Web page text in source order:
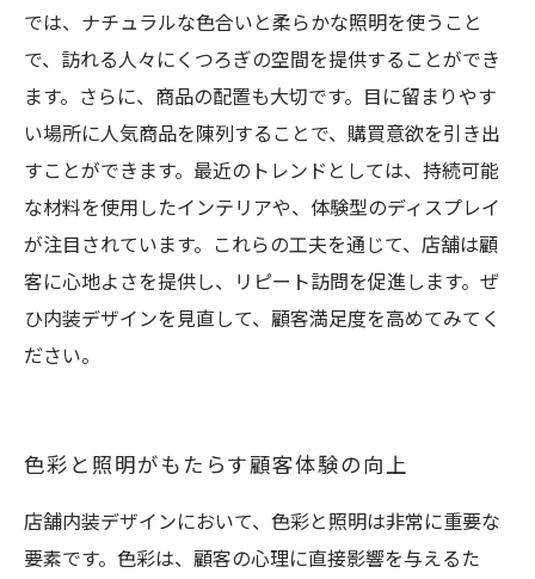
では、ナチュラルな色合いと柔らかな照明を使うこと
で、訪れる人々にくつろぎの空間を提供することができ
ます。さらに、商品の配置も大切です。目に留まりやす
い場所に人気商品を陳列することで、購買意欲を引き出
すことができます。最近のトレンドとしては、持続可能
な材料を使用したインテリアや、体験型のディスプレイ
が注目されています。これらの工夫を通じて、店舗は顧
客に心地よさを提供し、リピート訪問を促進します。ぜ
ひ内装デザインを見直して、顧客満足度を高めてみてく
ださい。
色彩と照明がもたらす顧客体験の向上
店舗内装デザインにおいて、色彩と照明は非常に重要な
要素です。色彩は、顧客の心理に直接影響を与えるた